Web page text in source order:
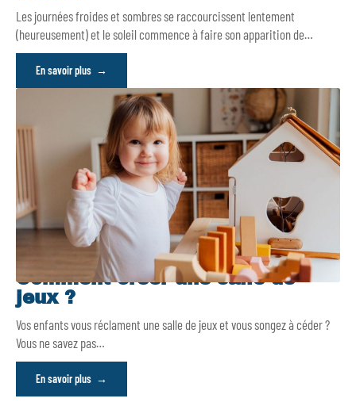
Les journées froides et sombres se raccourcissent lentement
(heureusement) et le soleil commence à faire son apparition de…
En savoir plus
Comment créer une salle de
jeux ?
Vos enfants vous réclament une salle de jeux et vous songez à céder ?
Vous ne savez pas…
En savoir plus